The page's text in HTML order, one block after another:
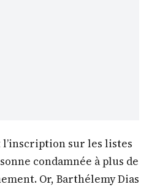
l’inscription sur les listes
condamnée à plus de
Or, Barthélemy Dias